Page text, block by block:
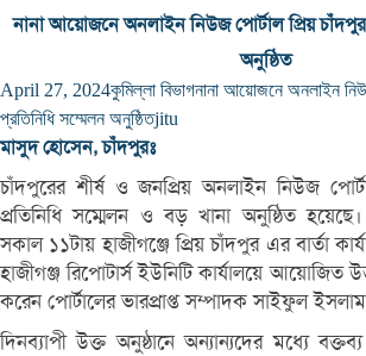
নানা আয়োজনে অনলাইন নিউজ পোর্টাল প্রিয়
অনুষ্ঠিত
April 27, 2024কুমিল্লা বিভাগনানা আয়োজনে অনলাইন
প্রতিনিধি সম্মেলন অনুষ্ঠিতjitu
মাসুদ হোসেন, চাঁদপুরঃ
চাঁদপুরের শীর্ষ ও জনপ্রিয় অনলাইন নিউজ
প্রতিনিধি সম্মেলন ও বড় খানা অনুষ্ঠিত
সকাল ১১টায় হাজীগঞ্জে প্রিয় চাঁদপুর এর বার্তা
হাজীগঞ্জ রিপোটার্স ইউনিটি কার্যালয়ে আয়োজিত
করেন পোর্টালের ভারপ্রাপ্ত সম্পাদক সাইফুল
দিনব্যাপী উক্ত অনুষ্ঠানে অন্যান্যদের মধ্যে